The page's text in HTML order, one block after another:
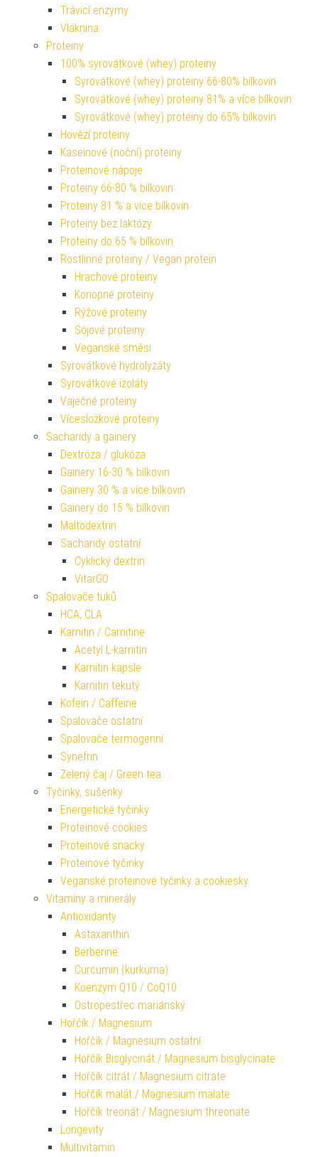
Trávicí enzymy
Vláknina
Proteiny
100% syrovátkové (whey) proteiny
Syrovátkové (whey) proteiny 66-80% bílkovin
Syrovátkové (whey) proteiny 81% a více bílkovin
Syrovátkové (whey) proteiny do 65% bílkovin
Hovězí proteiny
Kaseinové (noční) proteiny
Proteinové nápoje
Proteiny 66-80 % bílkovin
Proteiny 81 % a více bílkovin
Proteiny bez laktózy
Proteiny do 65 % bílkovin
Rostlinné proteiny / Vegan protein
Hrachové proteiny
Konopné proteiny
Rýžové proteiny
Sójové proteiny
Veganské směsi
Syrovátkové hydrolyzáty
Syrovátkové izoláty
Vaječné proteiny
Vícesložkové proteiny
Sacharidy a gainery
Dextróza / glukóza
Gainery 16-30 % bílkovin
Gainery 30 % a více bílkovin
Gainery do 15 % bílkovin
Maltodextrin
Sacharidy ostatní
Cyklický dextrin
VitarGO
Spalovače tuků
HCA, CLA
Karnitin / Carnitine
Acetyl L-karnitin
Karnitin kapsle
Karnitin tekutý
Kofein / Caffeine
Spalovače ostatní
Spalovače termogenní
Synefrin
Zelený čaj / Green tea
Tyčinky, sušenky
Energetické tyčinky
Proteinové cookies
Proteinové snacky
Proteinové tyčinky
Veganské proteinové tyčinky a cookiesky
Vitamíny a minerály
Antioxidanty
Astaxanthin
Berberine
Curcumin (kurkuma)
Koenzym Q10 / CoQ10
Ostropestřec mariánský
Hořčík / Magnesium
Hořčík / Magnesium ostatní
Hořčík Bisglycinát / Magnesium bisglycinate
Hořčík citrát / Magnesium citrate
Hořčík malát / Magnesium malate
Hořčík treonát / Magnesium threonate
Longevity
Multivitamin